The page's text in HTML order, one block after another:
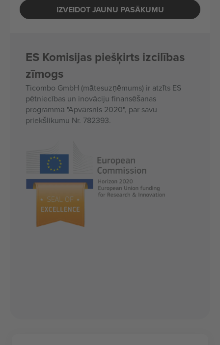
IZVEIDOT JAUNU PASĀKUMU
ES Komisijas piešķirts izcilības
zīmogs
Ticombo GmbH (mātesuzņēmums) ir atzīts ES
pētniecības un inovāciju finansēšanas
programmā "Apvārsnis 2020", par savu
priekšlikumu Nr. 782393.